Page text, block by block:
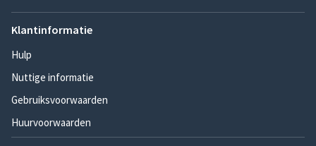
Klantinformatie
Hulp
Nuttige informatie
Gebruiksvoorwaarden
Huurvoorwaarden